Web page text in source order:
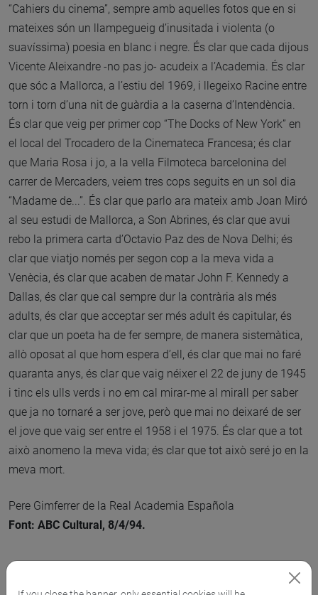
“Cahiers du cinema”, sempre amb aquelles fotos que en si
mateixes són un llampegueig d’inusitada i violenta (o
suavíssima) poesia en blanc i negre. És clar que cada dijous
Vicente Aleixandre -no pas jo- acudeix a l’Academia. És clar
que sóc a Mallorca, a l’estiu del 1969, i llegeixo Racine entre
torn i torn d’una nit de guàrdia a la caserna d’Intendència.
És clar que veig per primer cop “The Docks of New York” en
el local del Trocadero de la Cinemateca Francesa; és clar
que Maria Rosa i jo, a la vella Filmoteca barcelonina del
carrer de Mercaders, veiem tres cops seguits en un sol dia
“Madame de...”. És clar que parlo ara mateix amb Joan Miró
al seu estudi de Mallorca, a Son Abrines, és clar que avui
rebo la primera carta d’Octavio Paz des de Nova Delhi; és
clar que viatjo només per segon cop a la meva vida a
Venècia, és clar que acaben de matar John F. Kennedy a
Dallas, és clar que cal sempre dur la contrària als més
adults, és clar que acceptar ser més adult és capitular, és
clar que un poeta ha de fer sempre, de manera sistemàtica,
allò oposat al que hom espera d’ell, és clar que mai no faré
quaranta anys, és clar que vaig néixer el 22 de juny de 1945
i tinc els ulls verds i no em cal mirar-me al mirall per saber
que ja no tornaré a ser jove, però que mai no deixaré de ser
el jove que vaig ser entre el 1958 i el 1975. És clar que a tot
això anomeno la meva vida; és clar que tot això seré jo en la
meva mort.
Pere Gimferrer de la Real Academia Española
Font: ABC Cultural, 8/4/94.